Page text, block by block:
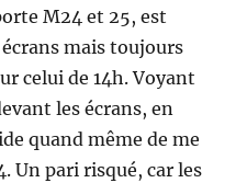
M24 et 25, est
mais toujours
celui de 14h. Voyant
les écrans, en
quand même de me
Un pari risqué, car les